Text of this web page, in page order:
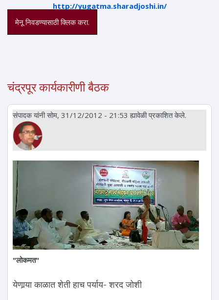
http://yugatma.sharadjoshi.in/
मेनू निवडण्यासाठी क्लिक करा.
चंद्रपूर कार्यकारीणी बैठक
संपादकयांनी सोम, 31/12/2012 - 21:53 ह्यावेळी प्रकाशित केले.
"लोकमत"
येणार्‍या काळात शेती हाच पर्याय- शरद जोशी